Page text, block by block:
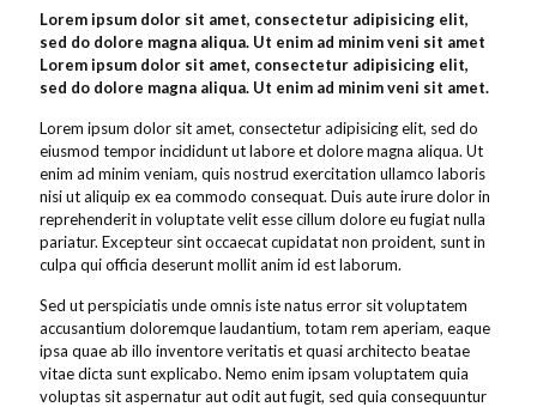
Lorem ipsum dolor sit amet, consectetur adipisicing elit,
sed do dolore magna aliqua. Ut enim ad minim veni sit amet
Lorem ipsum dolor sit amet, consectetur adipisicing elit,
sed do dolore magna aliqua. Ut enim ad minim veni sit amet.
Lorem ipsum dolor sit amet, consectetur adipisicing elit, sed do
eiusmod tempor incididunt ut labore et dolore magna aliqua. Ut
enim ad minim veniam, quis nostrud exercitation ullamco laboris
nisi ut aliquip ex ea commodo consequat. Duis aute irure dolor in
reprehenderit in voluptate velit esse cillum dolore eu fugiat nulla
pariatur. Excepteur sint occaecat cupidatat non proident, sunt in
culpa qui officia deserunt mollit anim id est laborum.
Sed ut perspiciatis unde omnis iste natus error sit voluptatem
accusantium doloremque laudantium, totam rem aperiam, eaque
ipsa quae ab illo inventore veritatis et quasi architecto beatae
vitae dicta sunt explicabo. Nemo enim ipsam voluptatem quia
voluptas sit aspernatur aut odit aut fugit, sed quia consequuntur